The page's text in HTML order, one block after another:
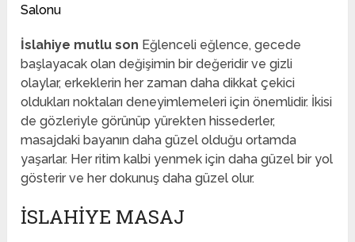
Salonu
İslahiye mutlu son Eğlenceli eğlence, gecede
başlayacak olan değişimin bir değeridir ve gizli
olaylar, erkeklerin her zaman daha dikkat çekici
oldukları noktaları deneyimlemeleri için önemlidir. İkisi
de gözleriyle görünüp yürekten hissederler,
masajdaki bayanın daha güzel olduğu ortamda
yaşarlar. Her ritim kalbi yenmek için daha güzel bir yol
gösterir ve her dokunuş daha güzel olur.
İSLAHIYE MASAJ